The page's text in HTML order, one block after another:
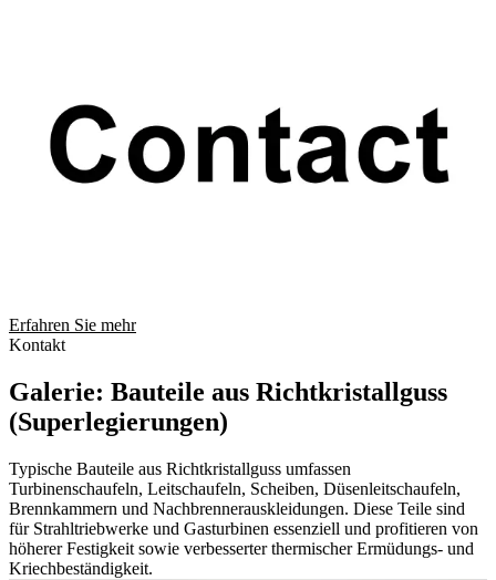
Erfahren Sie mehr
Kontakt
Galerie: Bauteile aus Richtkristallguss
(Superlegierungen)
Typische Bauteile aus Richtkristallguss umfassen
Turbinenschaufeln, Leitschaufeln, Scheiben, Düsenleitschaufeln,
Brennkammern und Nachbrennerauskleidungen. Diese Teile sind
für Strahltriebwerke und Gasturbinen essenziell und profitieren von
höherer Festigkeit sowie verbesserter thermischer Ermüdungs- und
Kriechbeständigkeit.